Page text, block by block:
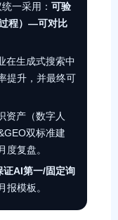
一采用： 可验
程）—可对比
在生成式搜索中
提升，并最终可
资产（数字人
双标准建
度复盘。
AI第一/固定询
报模板。